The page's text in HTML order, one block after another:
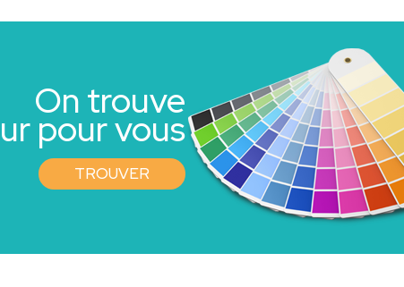
On trouve
pour vous
TROUVER